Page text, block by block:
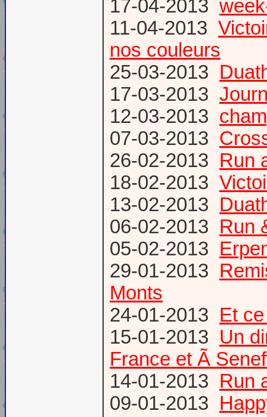
17-04-2013
11-04-2013
nos couleurs
25-03-2013
17-03-2013
12-03-2013
07-03-2013
26-02-2013 Run
18-02-2013
13-02-2013
06-02-2013 Run
05-02-2013
29-01-2013
Monts
24-01-2013 Et
15-01-2013 Un
France et Ã
14-01-2013 Run
09-01-2013